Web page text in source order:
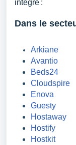
intégré :
Dans le
Arkiane
Avantio
Beds24
Cloudspire
Enova
Guesty
Hostaway
Hostify
Hostkit